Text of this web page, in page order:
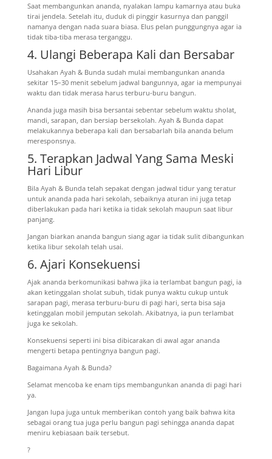
Saat membangunkan ananda, nyalakan lampu kamarnya atau buka
tirai jendela. Setelah itu, duduk di pinggir kasurnya dan panggil
namanya dengan nada suara biasa. Elus pelan punggungnya agar ia
tidak tiba-tiba merasa terganggu.
4. Ulangi Beberapa Kali dan Bersabar
Usahakan Ayah & Bunda sudah mulai membangunkan ananda
sekitar 15–30 menit sebelum jadwal bangunnya, agar ia mempunyai
waktu dan tidak merasa harus terburu-buru bangun.
Ananda juga masih bisa bersantai sebentar sebelum waktu sholat,
mandi, sarapan, dan bersiap bersekolah. Ayah & Bunda dapat
melakukannya beberapa kali dan bersabarlah bila ananda belum
meresponsnya.
5. Terapkan Jadwal Yang Sama Meski
Hari Libur
Bila Ayah & Bunda telah sepakat dengan jadwal tidur yang teratur
untuk ananda pada hari sekolah, sebaiknya aturan ini juga tetap
diberlakukan pada hari ketika ia tidak sekolah maupun saat libur
panjang.
Jangan biarkan ananda bangun siang agar ia tidak sulit dibangunkan
ketika libur sekolah telah usai.
6. Ajari Konsekuensi
Ajak ananda berkomunikasi bahwa jika ia terlambat bangun pagi, ia
akan ketinggalan sholat subuh, tidak punya waktu cukup untuk
sarapan pagi, merasa terburu-buru di pagi hari, serta bisa saja
ketinggalan mobil jemputan sekolah. Akibatnya, ia pun terlambat
juga ke sekolah.
Konsekuensi seperti ini bisa dibicarakan di awal agar ananda
mengerti betapa pentingnya bangun pagi.
Bagaimana Ayah & Bunda?
Selamat mencoba ke enam tips membangunkan ananda di pagi hari
ya.
Jangan lupa juga untuk memberikan contoh yang baik bahwa kita
sebagai orang tua juga perlu bangun pagi sehingga ananda dapat
meniru kebiasaan baik tersebut.
?